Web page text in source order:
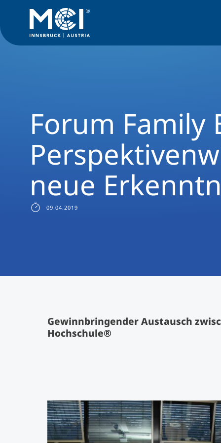
Forum Family
neue
09.04.2019
Gewinnbringender Austausch
Hochschule®